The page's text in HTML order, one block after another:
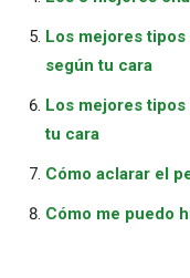
Los mejores
según tu cara
Los mejores
tu cara
Cómo aclarar el
Cómo me puedo